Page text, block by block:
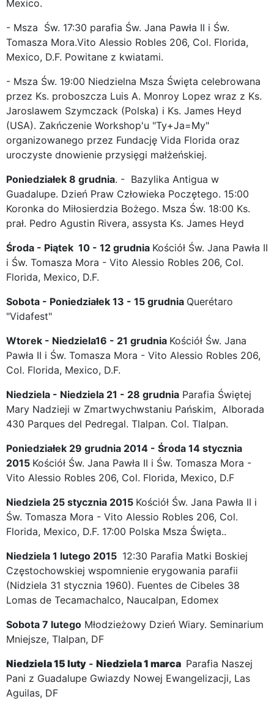
Mexico.
- Msza Św. 17:30 parafia Św. Jana Pawła II i Św.
Tomasza Mora.Vito Alessio Robles 206, Col. Florida,
Mexico, D.F. Powitane z kwiatami.
- Msza Św. 19:00 Niedzielna Msza Święta celebrowana
przez Ks. proboszcza Luis A. Monroy Lopez wraz z Ks.
Jaroslawem Szymczack (Polska) i Ks. James Heyd
(USA). Zakńczenie Workshop'u "Ty+Ja=My"
organizowanego przez Fundację Vida Florida oraz
uroczyste dnowienie przysięgi małżeńskiej.
Poniedziałek 8 grudnia. - Bazylika Antigua w
Guadalupe. Dzień Praw Człowieka Poczętego. 15:00
Koronka do Miłosierdzia Bożego. Msza Św. 18:00 Ks.
prał. Pedro Agustin Rivera, assysta Ks. James Heyd
Środa - Piątek 10 - 12 grudnia Kościół Św. Jana Pawła II
i Św. Tomasza Mora - Vito Alessio Robles 206, Col.
Florida, Mexico, D.F.
Sobota - Poniedziałek 13 - 15 grudnia Querétaro
"Vidafest"
Wtorek - Niedziela16 - 21 grudnia Kościół Św. Jana
Pawła II i Św. Tomasza Mora - Vito Alessio Robles 206,
Col. Florida, Mexico, D.F.
Niedziela - Niedziela 21 - 28 grudnia Parafia Świętej
Mary Nadzieji w Zmartwychwstaniu Pańskim, Alborada
430 Parques del Pedregal. Tlalpan. Col. Tlalpan.
Poniedziałek 29 grudnia 2014 - Środa 14 stycznia
2015 Kościół Św. Jana Pawła II i Św. Tomasza Mora -
Vito Alessio Robles 206, Col. Florida, Mexico, D.F
Niedziela 25 stycznia 2015 Kościół Św. Jana Pawła II i
Św. Tomasza Mora - Vito Alessio Robles 206, Col.
Florida, Mexico, D.F. 17:00 Polska Msza Święta..
Niedziela 1 lutego 2015 12:30 Parafia Matki Boskiej
Częstochowskiej wspomnienie erygowania parafii
(Nidziela 31 stycznia 1960). Fuentes de Cibeles 38
Lomas de Tecamachalco, Naucalpan, Edomex
Sobota 7 lutego Młodzieżowy Dzień Wiary. Seminarium
Mniejsze, Tlalpan, DF
Niedziela15 luty - Niedziela1 marca Parafia Naszej
Pani z Guadalupe Gwiazdy Nowej Ewangelizacji, Las
Aguilas, DF